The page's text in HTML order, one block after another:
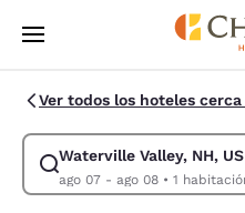
Pasar A Contenido Principal
Ver todos los hoteles
Waterville Valley, NH, US
ago 07 - ago 08•
Modificar la búsqueda de